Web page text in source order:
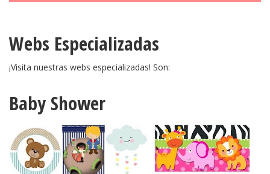
Webs Especializadas
¡Visita nuestras webs especializadas! Son:
Baby Shower